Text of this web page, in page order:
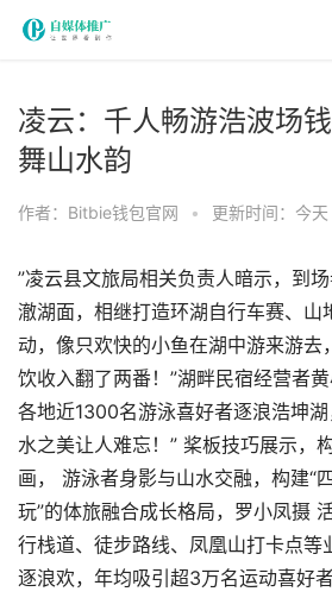
凌云：千人畅游浩波场
舞山水韵
作者：Bitbie钱包官网 • 更新时间：今天
”凌云县文旅局相关负责人暗示，到
澈湖面，相继打造环湖自行车赛、山
动，像只欢快的小鱼在湖中游来游去
饮收入翻了两番！”湖畔民宿经营者
各地近1300名游泳喜好者逐浪浩坤
水之美让人难忘！” 桨板技巧展示，
画， 游泳者身影与山水交融，构建“
玩”的体旅融合成长格局，罗小凤摄
行栈道、徒步路线、凤凰山打卡点等
逐浪欢，年均吸引超3万名运动喜好